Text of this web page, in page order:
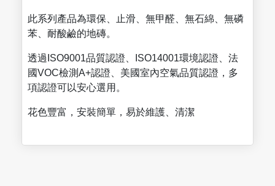
此系列產品為環保、止滑、無甲醛、無石綿、無磷
苯、耐酸鹼的地磚。
透過ISO9001品質認證、ISO14001環境認證、法
國VOC檢測A+認證、美國室內空氣品質認證，多
項認證可以安心選用。
花色豐富，安裝簡單，易於維護、清潔